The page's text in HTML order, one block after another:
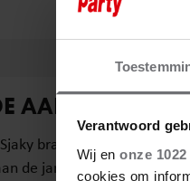
Verantwoord
Wij en onze
cookies om
AAN SJAKY
bracht Sven begin april
de jarenlange